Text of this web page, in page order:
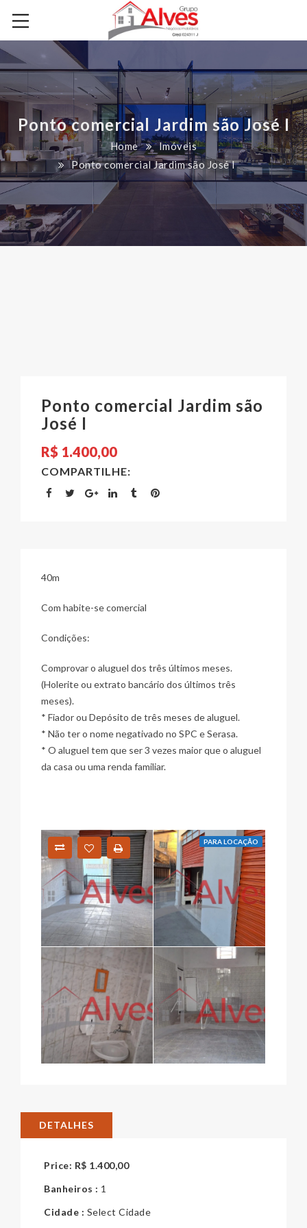
Ponto comercial Jardim são José I
Home
Imóveis
Ponto comercial Jardim são José I
Ponto comercial Jardim são
José I
R$ 1.400,00
COMPARTILHE:
40m
Com habite-se comercial
Condições:
Comprovar o aluguel dos três últimos meses.
(Holerite ou extrato bancário dos últimos três
meses).
* Fiador ou Depósito de três meses de aluguel.
* Não ter o nome negativado no SPC e Serasa.
* O aluguel tem que ser 3 vezes maior que o aluguel
da casa ou uma renda familiar.
PARA LOCAÇÃO
DETALHES
Price: R$ 1.400,00
Banheiros : 1
Cidade : Select Cidade